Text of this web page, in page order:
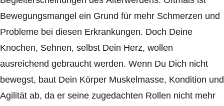
Bewegungsmangel ein Grund für mehr Schmerzen und
Probleme bei diesen Erkrankungen. Doch Deine
Knochen, Sehnen, selbst Dein Herz, wollen
ausreichend gebraucht werden. Wenn Du Dich nicht
bewegst, baut Dein Körper Muskelmasse, Kondition und
Agilität ab, da er seine zugedachten Rollen nicht mehr